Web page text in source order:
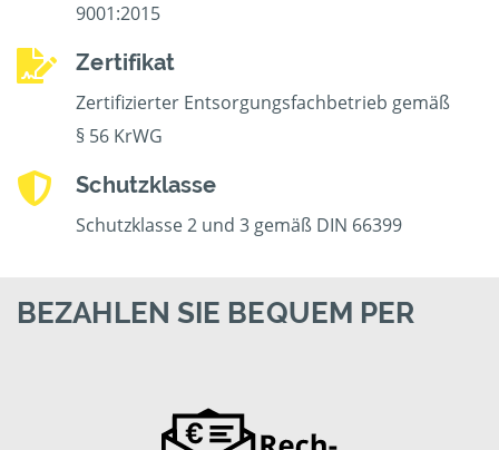
9001:2015
Zertifikat
Zertifizierter Entsorgungsfachbetrieb gemäß
§ 56 KrWG
Schutzklasse
Schutzklasse 2 und 3 gemäß DIN 66399
BEZAHLEN SIE BEQUEM PER